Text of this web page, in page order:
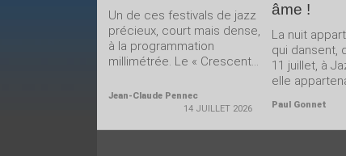
Un de ces festivals de jazz
précieux, court mais dense,
à la programmation
millimétrée. Le « Crescent...
Jean-Claude Pennec
14 JUILLET 2026
âme !
La nuit
qui dansent,
11 juillet, à
elle
Paul Gonnet